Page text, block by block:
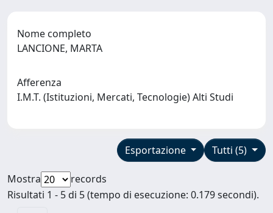
Nome completo
LANCIONE, MARTA
Afferenza
I.M.T. (Istituzioni, Mercati, Tecnologie) Alti Studi
Tutti (5)
Esportazione
Mostra
records
Risultati 1 - 5 di 5 (tempo di esecuzione: 0.179 secondi).